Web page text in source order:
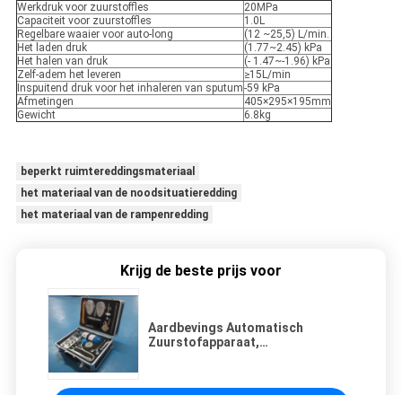
Werkdruk voor zuurstoffles
20MPa
Capaciteit voor zuurstoffles
1.0L
Regelbare waaier voor auto-long
(12 ~25,5) L/min.
Het laden druk
(1.77~2.45) kPa
Het halen van druk
(- 1.47~-1.96) kPa
Zelf-adem het leveren
≥15L/min
Inspuitend druk voor het inhaleren van sputum-59 kPa
Afmetingen
405×295×195mm
Gewicht
6.8kg
beperkt ruimtereddingsmateriaal
het materiaal van de noodsituatieredding
het materiaal van de rampenredding
Krijg de beste prijs voor
Aardbevings Automatisch
Zuurstofapparaat,
Zuurstof